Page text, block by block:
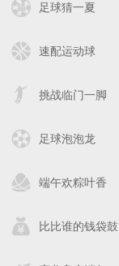
足球猜一夏
速配运动球
挑战临门一脚
足球泡泡龙
端午欢粽叶香
比比谁的钱袋鼓